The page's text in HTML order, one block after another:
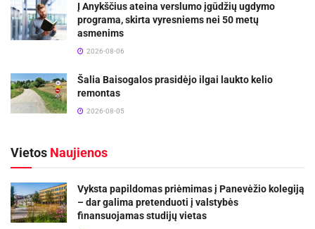
Į Anykščius ateina verslumo įgūdžių ugdymo
programa, skirta vyresniems nei 50 metų
asmenims
2026-08-06
Šalia Baisogalos prasidėjo ilgai laukto kelio
remontas
2026-08-05
Vietos Naujienos
Vyksta papildomas priėmimas į Panevėžio kolegiją
– dar galima pretenduoti į valstybės
finansuojamas studijų vietas